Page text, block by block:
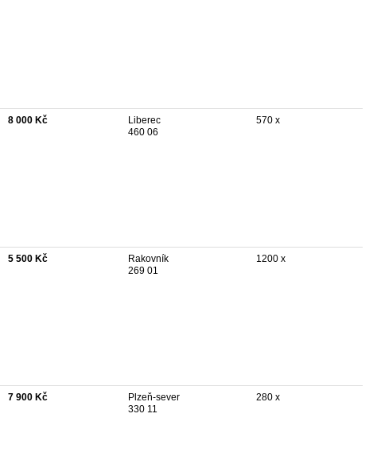
8 000 Kč
Liberec
460 06
570 x
5 500 Kč
Rakovník
269 01
1200 x
7 900 Kč
Plzeň-sever
330 11
280 x